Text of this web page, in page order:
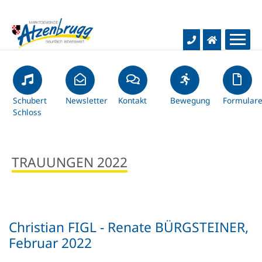
Aktuelles
Gemeinde-News
Baustellentagebuch
Gemeindezeitung
Rathaus & Bürgerservice
Gemeindevertretung
Dienstleistungen
Schulen
Bücherei
Leben & Freizeit
Wohnen & Bauen
Unternehmen
Schubert
Schloss
Newsletter Kontakt Bewegung Formulare
TRAUUNGEN 2022
Christian FIGL - Renate BÜRGSTEINER,
Februar 2022